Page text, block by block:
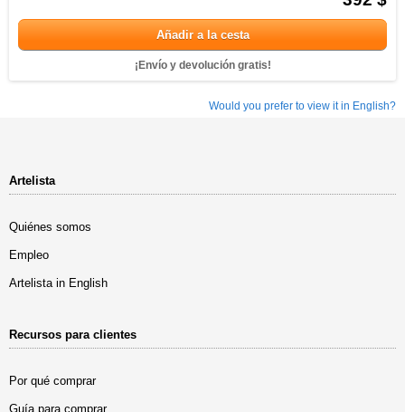
Añadir a la cesta
¡Envío y devolución gratis!
Would you prefer to view it in English?
Artelista
Quiénes somos
Empleo
Artelista in English
Recursos para clientes
Por qué comprar
Guía para comprar